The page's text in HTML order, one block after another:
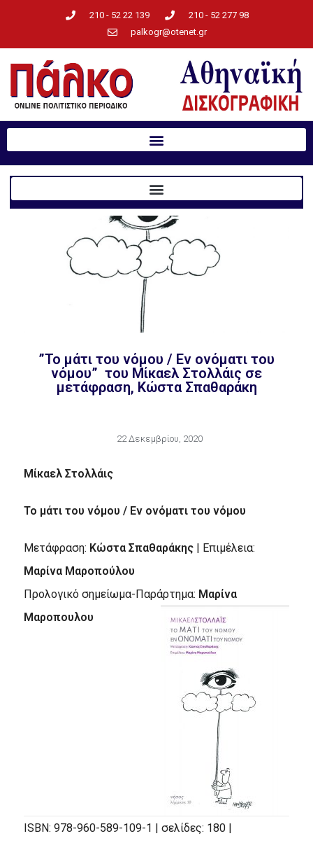
210 - 52 22 139
210 - 52 277 98
palkogr@otenet.gr
”Το μάτι του νόμου / Εν ονόματι του
νόμου” του Μίκαελ Στολλάις σε
μετάφραση, Κώστα Σπαθαράκη
22 Δεκεμβρίου, 2020
Μίκαελ Στολλάις
Το μάτι του νόμου / Εν ονόματι του νόμου
Μετάφραση: Κώστα Σπαθαράκης| Επιμέλεια:
Μαρίνα Μαροπούλου
Προλογικό σημείωμα-Παράρτημα: Μαρίνα
Μαροπουλου
ISBN: 978-960-589-109-1 | σελίδες: 180 |